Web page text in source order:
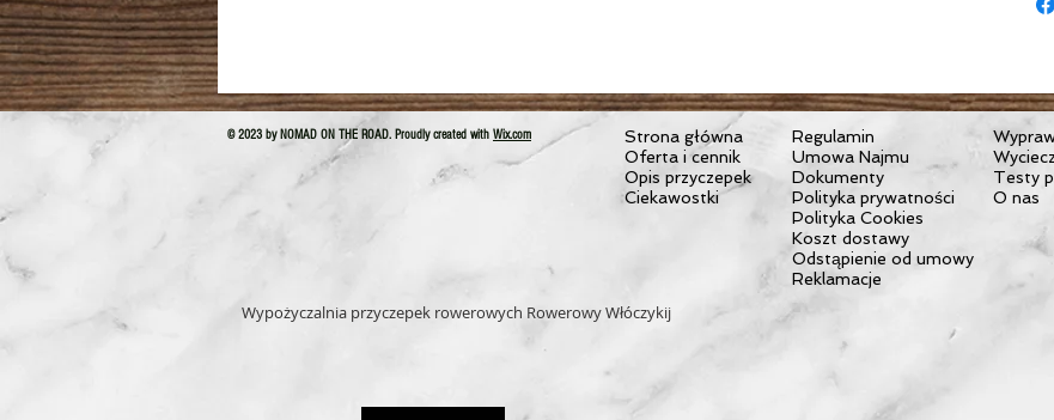
© 2023 by NOMAD ON THE ROAD. Proudly created with Wix.com
Strona główna
Oferta i cennik
Opis przyczepek
Ciekawostki
Regulamin
Umowa Najmu
Dokumenty
Polityka prywatności
Polityka Cookies
Koszt dostawy
Odstąpienie od umowy
Reklamacje
Testy
O nas
Wypożyczalnia przyczepek rowerowych Rowerowy Włóczykij